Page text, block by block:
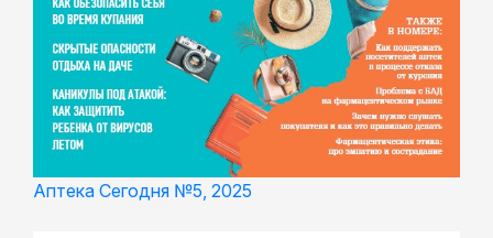
Аптека Сегодня №5, 2025